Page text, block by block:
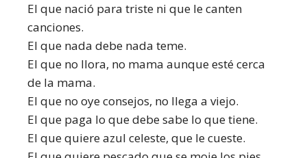
El que nació para triste ni que le canten
canciones.
El que nada debe nada teme.
El que no llora, no mama aunque esté cerca
de la mama.
El que no oye consejos, no llega a viejo.
El que paga lo que debe sabe lo que tiene.
El que quiere azul celeste, que le cueste.